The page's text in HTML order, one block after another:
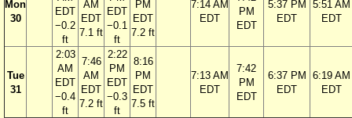
Mon
30
EDT
−0.2
ft
AM
EDT
7.1 ft
EDT
−0.1
ft
PM
EDT
7.2 ft
7:14 AM
EDT
PM
EDT
5:37 PM
EDT
5:51 AM
EDT
Tue
31
2:03
AM
EDT
−0.4
ft
7:46
AM
EDT
7.2 ft
2:22
PM
EDT
−0.3
ft
8:16
PM
EDT
7.5 ft
7:13 AM
EDT
7:42
PM
EDT
6:37 PM
EDT
6:19 AM
EDT